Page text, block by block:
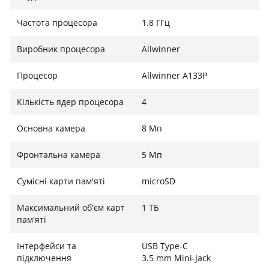
Частота процесора 1.8 ГГц
Виробник процесора Allwinner
Процесор Allwinner A133P
Кількість ядер процесора 4
Основна камера 8 Мп
Фронтальна камера 5 Мп
Сумісні карти пам'яті microSD
Максимальний об'єм карт
пам'яті
1 ТБ
Інтерфейси та
підключення
USB Type-C
3.5 mm Mini-Jack